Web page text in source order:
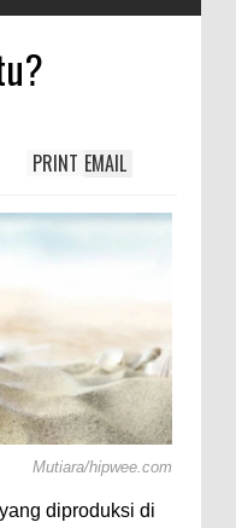
EMAIL
PRINT
Mutiara/hipwee.com
diproduksi di